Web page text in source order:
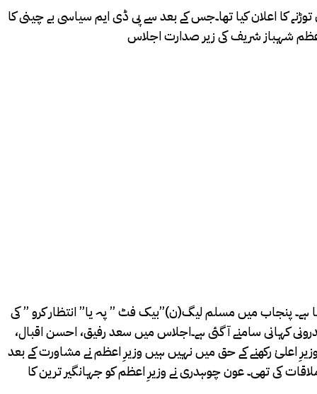
دسمبر کو پنجاب اور خیبر پختون خوا اسمبلیاں توڑنے کا اعلان کیا تھا۔جس کے بعد سے پی ڈی ایم سیاسی بے چینی کا
شہباز شریف کی زیر صدارت اجلاس
ہے۔ پنجاب میں مسلم لیگ(ن)”بیک فٹ ” پہ یا” انتظار کرو ” کی
کہانی سامنے آ گئی ہے۔اجلاس میں سعد رفیق، احسن اقبال،
اعلیٰ رکھنے کے حق میں نہیں ہیں وزیرِ اعظم نے مشاورت کے بعد
کی تھی۔ عون چوہدری نے وزیرِ اعظم کو جہانگیر ترین کا